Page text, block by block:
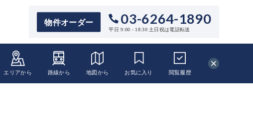
物件オーダー 03-6264-1890
平日 9:00 - 18:30 土日祝は電話転送
エリアから 路線から 地図から お気に入り 閲覧履歴